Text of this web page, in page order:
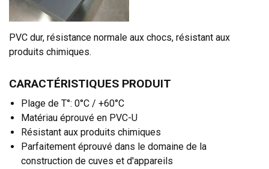
PVC dur, résistance normale aux chocs, résistant aux
produits chimiques.
CARACTÉRISTIQUES PRODUIT
Plage de T°: 0°C / +60°C
Matériau éprouvé en PVC-U
Résistant aux produits chimiques
Parfaitement éprouvé dans le domaine de la
construction de cuves et d'appareils